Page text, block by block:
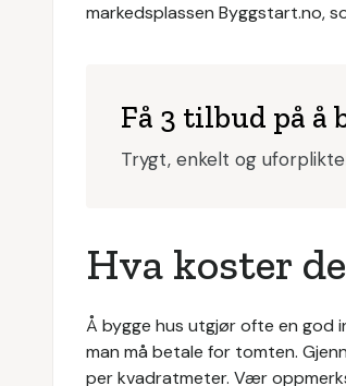
markedsplassen Byggstart.no,
Få 3 tilbud på å
Trygt, enkelt og
Hva koster
Å bygge hus utgjør ofte en god
man må betale for tomten.
per kvadratmeter. Vær